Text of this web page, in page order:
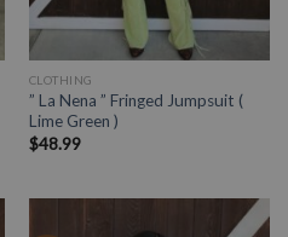
CLOTHING
” La Nena ” Fringed Jumpsuit (
Lime Green )
$48.99